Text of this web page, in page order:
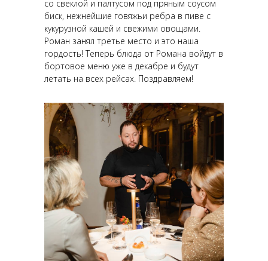
со свеклой и палтусом под пряным соусом
биск, нежнейшие говяжьи ребра в пиве с
кукурузной кашей и свежими овощами.
Роман занял третье место и это наша
гордость! Теперь блюда от Романа войдут в
бортовое меню уже в декабре и будут
летать на всех рейсах. Поздравляем!